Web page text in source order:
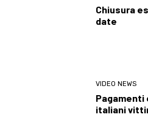
Chiusura
date
VIDEO NEWS
italiani